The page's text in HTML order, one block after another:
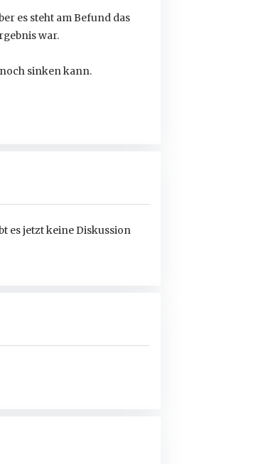
es steht am Befund das
war.
sinken kann.
es jetzt keine Diskussion